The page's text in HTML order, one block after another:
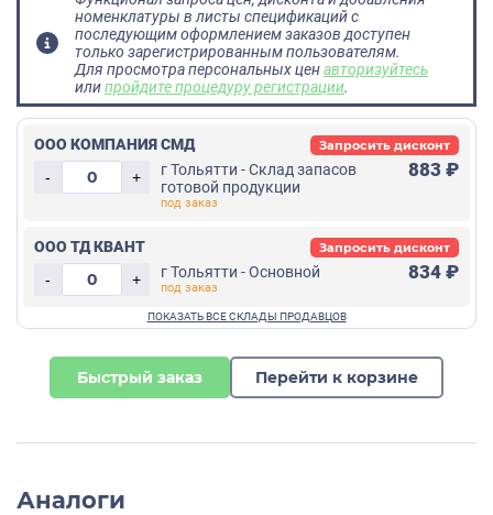
номенклатуры в листы спецификаций с
последующим оформлением заказов доступен
только зарегистрированным пользователям.
Для просмотра персональных ценавторизуйтесь
илипройдите процедуру регистрации.
ООО КОМПАНИЯ СМД
-
+
г Тольятти - Склад запасов
готовой продукции
883 ₽
Запросить дисконт
ООО ТД КВАНТ
-
+ г Тольятти - Основной 834 ₽
Запросить дисконт
Быстрый заказ Перейти к корзине
Аналоги